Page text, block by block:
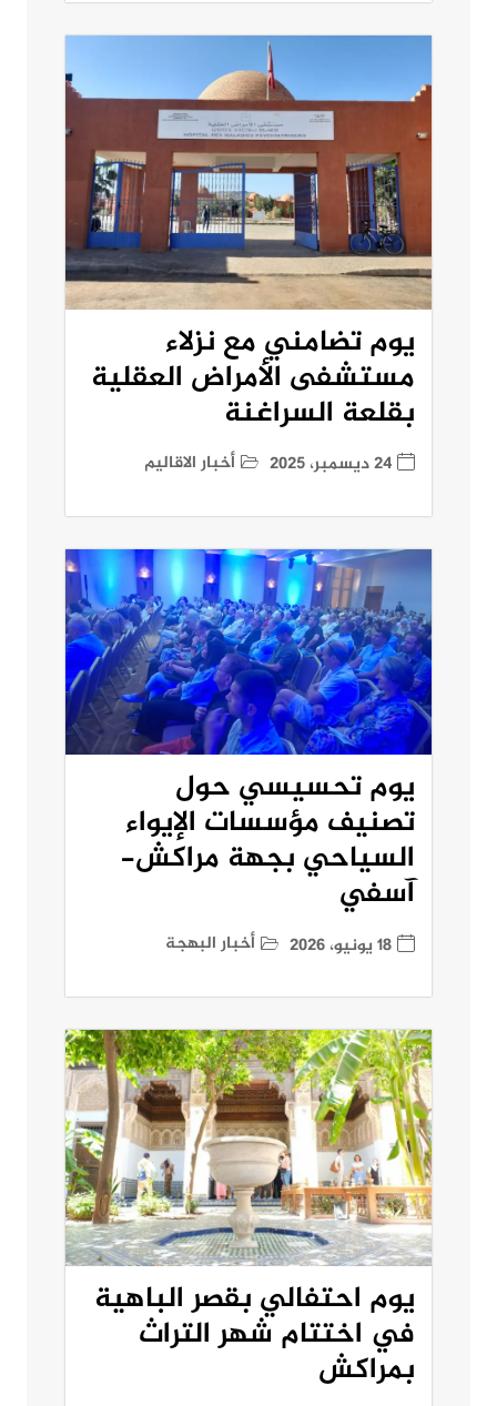
يوم تضامني مع نزلاء
مستشفى الأمراض العقلية
بقلعة السراغنة
24 ديسمبر، 2025 أخبار الاقاليم
يوم تحسيسي حول
تصنيف مؤسسات الإيواء
السياحي بجهة مراكش-
آسفي
18 يونيو، 2026 أخبار البهجة
يوم احتفالي بقصر الباهية
في اختتام شهر التراث
بمراكش